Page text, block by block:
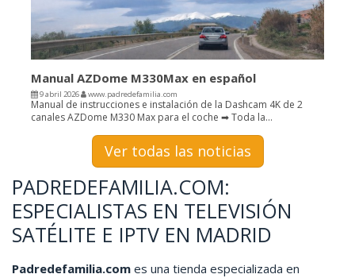
Manual AZDome M330Max en español
9 abril 2026 www.padredefamilia.com
Manual de instrucciones e instalación de la Dashcam 4K de 2
canales AZDome M330 Max para el coche ➡ Toda la...
Ver todas las noticias
PADREDEFAMILIA.COM:
ESPECIALISTAS EN TELEVISIÓN
SATÉLITE E IPTV EN MADRID
Padredefamilia.com es una tienda especializada en